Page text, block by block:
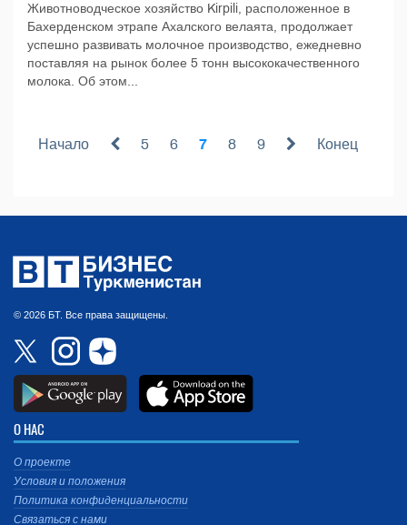
Животноводческое хозяйство Kirpili, расположенное в
Бахерденском этрапе Ахалского велаята, продолжает
успешно развивать молочное производство, ежедневно
поставляя на рынок более 5 тонн высококачественного
молока. Об этом...
Начало 5 6 7 8 9 Конец
© 2026 БТ. Все права защищены.
О НАС
О проекте
Условия и положения
Политика конфиденциальности
Связаться с нами